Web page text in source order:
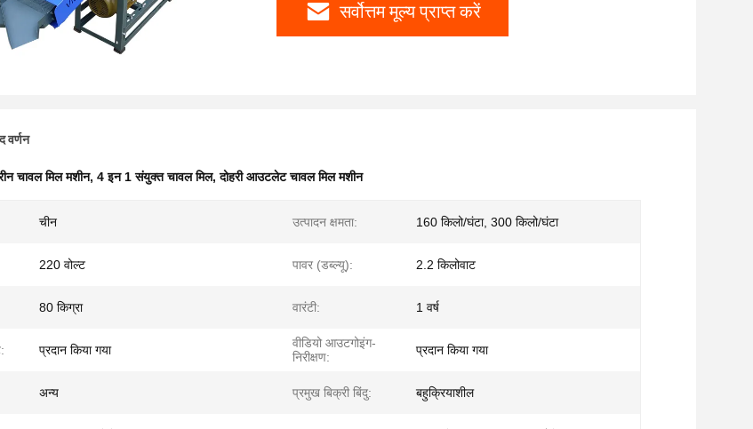
सर्वोत्तम मूल्य प्राप्त करें
वर्णन
चावल मिल मशीन, 4 इन 1 संयुक्त चावल मिल,दोहरी आउटलेट चावल मिल मशीन
चीन उत्पादन क्षमता: 160 किलो/घंटा, 300 किलो/घंटा
220 वोल्ट पावर (डब्ल्यू): 2.2 किलोवाट
80 किग्रा वारंटी: 1 वर्ष
प्रदान किया गया
वीडियो आउटगोइंग-
निरीक्षण:
प्रदान किया गया
अन्य प्रमुख बिक्री बिंदु: बहुक्रियाशील